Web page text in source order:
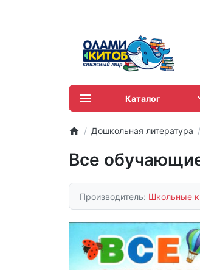
Каталог
Дошкольная литература
Все
Производитель: Школьные